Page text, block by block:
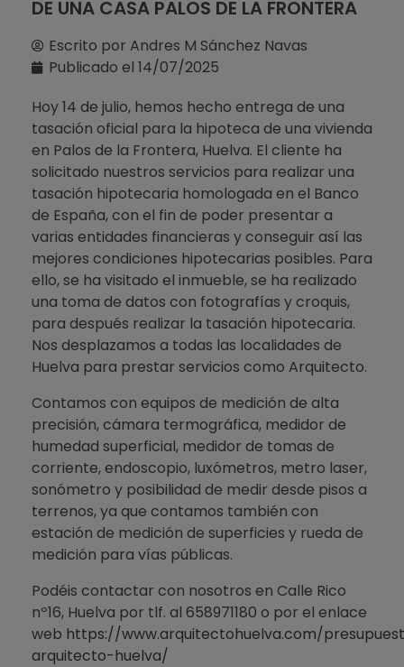
DE UNA CASA PALOS DE LA FRONTERA
Escrito por Andres M Sánchez Navas
Publicado el 14/07/2025
Hoy 14 de julio, hemos hecho entrega de una
tasación oficial para la hipoteca de una vivienda
en Palos de la Frontera, Huelva. El cliente ha
solicitado nuestros servicios para realizar una
tasación hipotecaria homologada en el Banco
de España, con el fin de poder presentar a
varias entidades financieras y conseguir así las
mejores condiciones hipotecarias posibles. Para
ello, se ha visitado el inmueble, se ha realizado
una toma de datos con fotografías y croquis,
para después realizar la tasación hipotecaria.
Nos desplazamos a todas las localidades de
Huelva para prestar servicios como Arquitecto.
Contamos con equipos de medición de alta
precisión, cámara termográfica, medidor de
humedad superficial, medidor de tomas de
corriente, endoscopio, luxómetros, metro laser,
sonómetro y posibilidad de medir desde pisos a
terrenos, ya que contamos también con
estación de medición de superficies y rueda de
medición para vías públicas.
Podéis contactar con nosotros en Calle Rico
nº16, Huelva por tlf. al 658971180 o por el enlace
web https://www.arquitectohuelva.com/
arquitecto-huelva/